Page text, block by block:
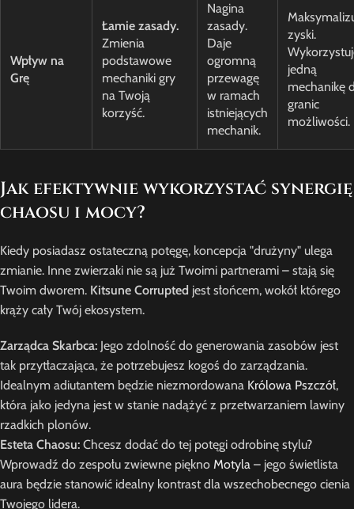
Wpływ na
Grę
Łamie zasady.
Zmienia
podstawowe
mechaniki gry
na Twoją
korzyść.
Nagina
zasady.
Daje
ogromną
przewagę
w ramach
istniejących
mechanik.
zyski.
jedną
mechanikę
granic
możliwości.
Jak efektywnie wykorzystać synergię
chaosu i mocy?
Kiedy posiadasz ostateczną potęgę, koncepcja "drużyny" ulega
zmianie. Inne zwierzaki nie są już Twoimi partnerami – stają się
Twoim dworem. Kitsune Corrupted jest słońcem, wokół którego
krąży cały Twój ekosystem.
Zarządca Skarbca: Jego zdolność do generowania zasobów jest
tak przytłaczająca, że potrzebujesz kogoś do zarządzania.
Idealnym adiutantem będzie niezmordowana Królowa Pszczół,
która jako jedyna jest w stanie nadążyć z przetwarzaniem lawiny
rzadkich plonów.
Esteta Chaosu: Chcesz dodać do tej potęgi odrobinę stylu?
Wprowadź do zespołu zwiewne piękno Motyla – jego świetlista
aura będzie stanowić idealny kontrast dla wszechobecnego cienia
Twojego lidera.